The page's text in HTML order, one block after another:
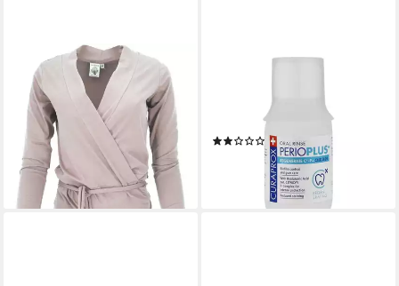
GURU-SHOP
Longsleeve Wickelshirt,
Yogashirt, Langarmshirt in..
alternative Bekleidung
55,90 €
lieferbar - in 2-3 Werktagen bei dir
perio Plus+ Regenerate
Mundspül.CHX 0,09%, 100 ml
(1)
(104,90 €/ 1 l)
lieferbar - in 4-5 Werktagen bei dir